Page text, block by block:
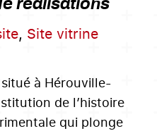
réalisations
, Site vitrine
à Hérouville-
de l’histoire
qui plonge